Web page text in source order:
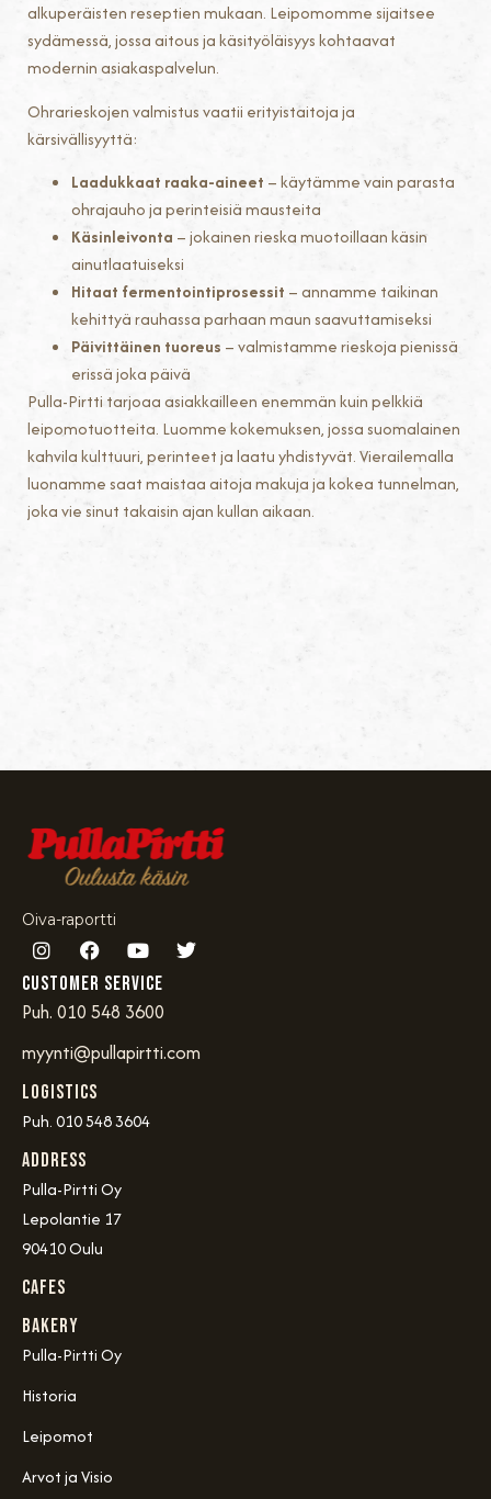
alkuperäisten reseptien mukaan. Leipomomme sijaitsee
sydämessä, jossa aitous ja käsityöläisyys kohtaavat
modernin asiakaspalvelun.
Ohrarieskojen valmistus vaatii erityistaitoja ja
kärsivällisyyttä:
Laadukkaat raaka-aineet – käytämme vain parasta
ohrajauho ja perinteisiä mausteita
Käsinleivonta – jokainen rieska muotoillaan käsin
ainutlaatuiseksi
Hitaat fermentointiprosessit – annamme taikinan
kehittyä rauhassa parhaan maun saavuttamiseksi
Päivittäinen tuoreus – valmistamme rieskoja pienissä
erissä joka päivä
Pulla-Pirtti tarjoaa asiakkailleen enemmän kuin pelkkiä
leipomotuotteita. Luomme kokemuksen, jossa suomalainen
kahvila kulttuuri, perinteet ja laatu yhdistyvät. Vierailemalla
luonamme saat maistaa aitoja makuja ja kokea tunnelman,
joka vie sinut takaisin ajan kullan aikaan.
Oiva-raportti
Customer service
Puh. 010 548 3600
myynti@pullapirtti.com
Logistics
Puh. 010 548 3604
Address
Pulla-Pirtti Oy
Lepolantie 17
90410 Oulu
Cafes
Bakery
Pulla-Pirtti Oy
Historia
Leipomot
Arvot ja Visio